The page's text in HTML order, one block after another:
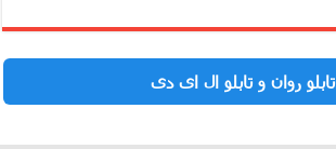
تابلو روان و تابلو ال ای دی